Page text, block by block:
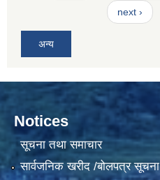
next ›
अन्य
Notices
सूचना तथा समाचार
सार्वजनिक खरीद /बोलपत्र सूचना